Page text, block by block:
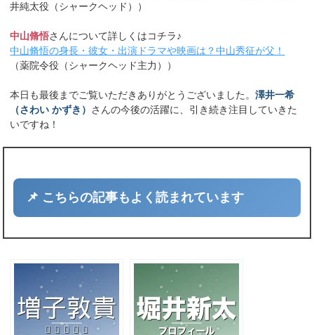
井純太役（シャークヘッド））
中山脩悟さんについて詳しくはコチラ♪
中山脩悟の身長・彼女・出演ドラマや映画は？中山秀征が父！
（薬院令役（シャークヘッド主力））
本日も最後までご覧いただきありがとうございました。澤井一希
（さわい かずき） さんの今後の活躍に、引き続き注目していきた
いですね！
📌 こちらの記事もよく読まれています